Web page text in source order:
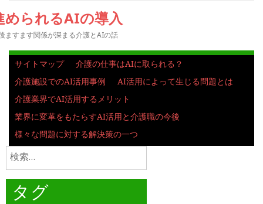
められるAIの導入
ますます関係が深まる介護とAIの話
サイトマップ
介護の仕事はAIに取られる？
介護施設でのAI活用事例
AI活用によって生じる問題とは
介護業界でAI活用するメリット
業界に変革をもたらすAI活用と介護職の今後
様々な問題に対する解決策の一つ
検
索:
タグ